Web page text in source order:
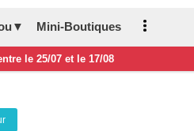
Mini-Boutiques
le 25/07 et le 17/08